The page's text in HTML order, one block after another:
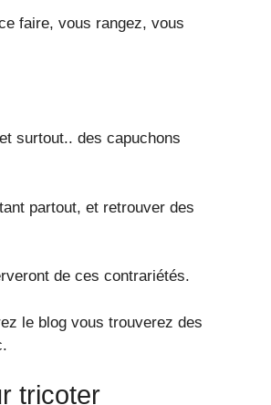
faire, vous rangez, vous
surtout.. des capuchons
partout, et retrouver des
de ces contrariétés.
le blog vous trouverez des
tricoter